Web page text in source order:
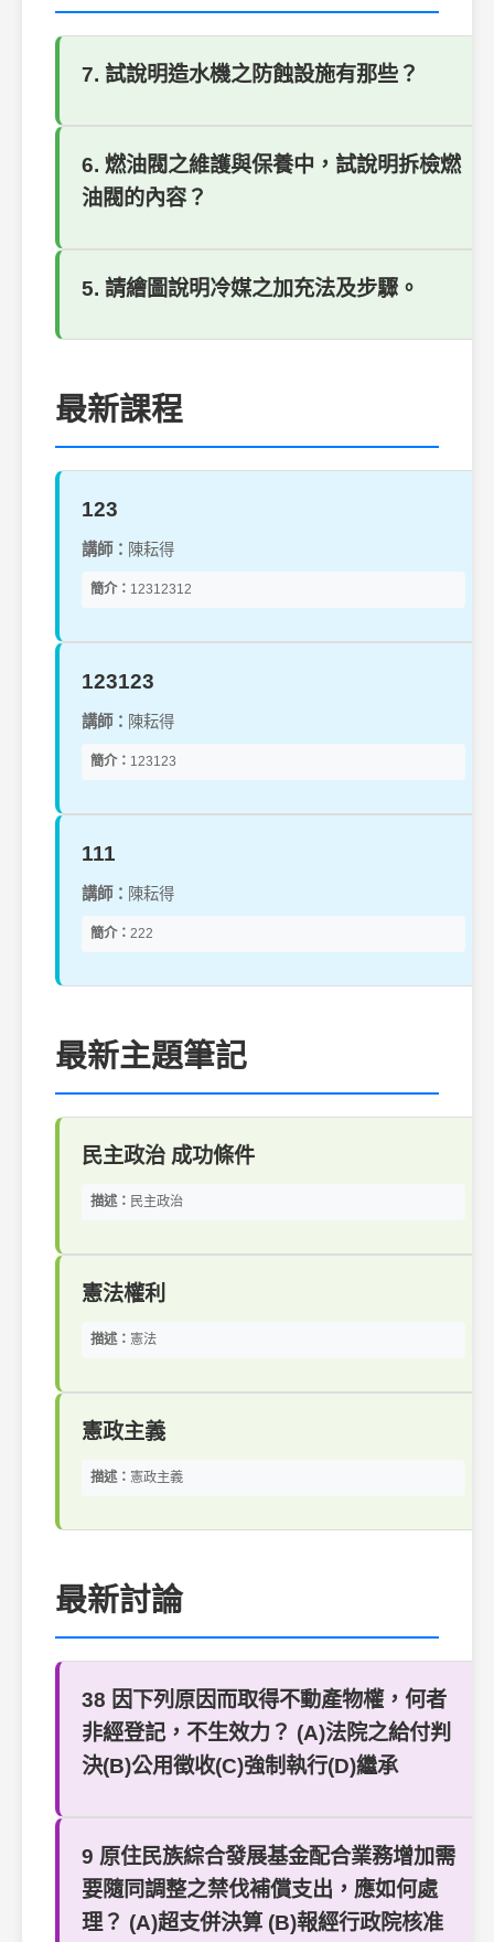
7. 試說明造水機之防蝕設施有那些？
6. 燃油閥之維護與保養中，試說明拆檢燃
油閥的內容？
5. 請繪圖說明冷媒之加充法及步驟。
最新課程
123
講師： 陳耘得
簡介： 12312312
123123
講師： 陳耘得
簡介： 123123
111
講師： 陳耘得
簡介： 222
最新主題筆記
民主政治 成功條件
描述： 民主政治
憲法權利
描述： 憲法
憲政主義
描述： 憲政主義
最新討論
38 因下列原因而取得不動產物權，何者
非經登記，不生效力？ (A)法院之給付判
決(B)公用徵收(C)強制執行(D)繼承
9 原住民族綜合發展基金配合業務增加需
要隨同調整之禁伐補償支出，應如何處
理？ (A)超支併決算 (B)報經行政院核准